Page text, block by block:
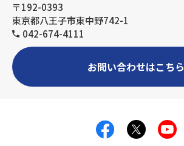
〒192-0393
東京都八王子市東中野742-1
042-674-4111
お問い合わせはこちら